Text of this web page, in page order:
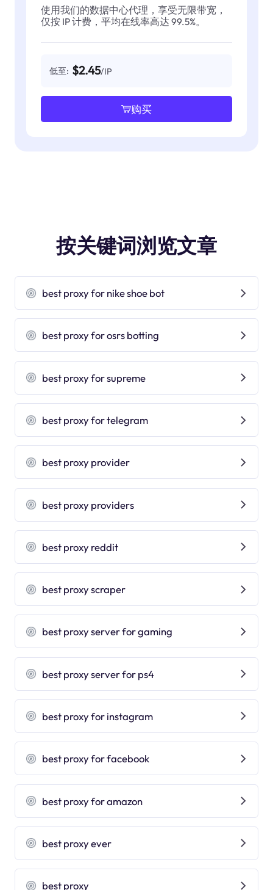
使用我们的数据中心代理，享受无限带宽，
仅按 IP 计费，平均在线率高达 99.5%。
低至: $2.45/IP
购买
按关键词浏览文章
best proxy for nike shoe bot
best proxy for osrs botting
best proxy for supreme
best proxy for telegram
best proxy provider
best proxy providers
best proxy reddit
best proxy scraper
best proxy server for gaming
best proxy server for ps4
best proxy for instagram
best proxy for facebook
best proxy for amazon
best proxy ever
best proxy